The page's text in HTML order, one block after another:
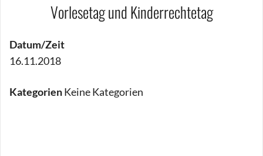
Vorlesetag und Kinderrechtetag
Datum/Zeit
16.11.2018
KategorienKeine Kategorien